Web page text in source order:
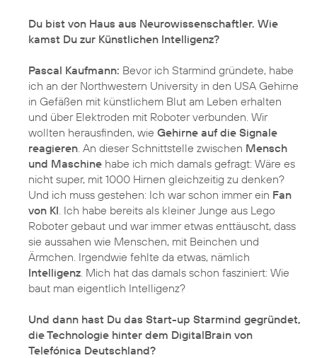
Du bist von Haus aus Neurowissenschaftler. Wie
kamst Du zur Künstlichen Intelligenz?
Pascal Kaufmann: Bevor ich Starmind gründete, habe
ich an der Northwestern University in den USA Gehirne
in Gefäßen mit künstlichem Blut am Leben erhalten
und über Elektroden mit Roboter verbunden. Wir
wollten herausfinden, wie Gehirne auf die Signale
reagieren . An dieser Schnittstelle zwischen Mensch
und Maschine habe ich mich damals gefragt: Wäre es
nicht super, mit 1000 Hirnen gleichzeitig zu denken?
Und ich muss gestehen: Ich war schon immer ein Fan
von KI . Ich habe bereits als kleiner Junge aus Lego
Roboter gebaut und war immer etwas enttäuscht, dass
sie aussahen wie Menschen, mit Beinchen und
Ärmchen. Irgendwie fehlte da etwas, nämlich
Intelligenz . Mich hat das damals schon fasziniert: Wie
baut man eigentlich Intelligenz?
Und dann hast Du das Start-up Starmind gegründet,
die Technologie hinter dem DigitalBrain von
Telefónica Deutschland?